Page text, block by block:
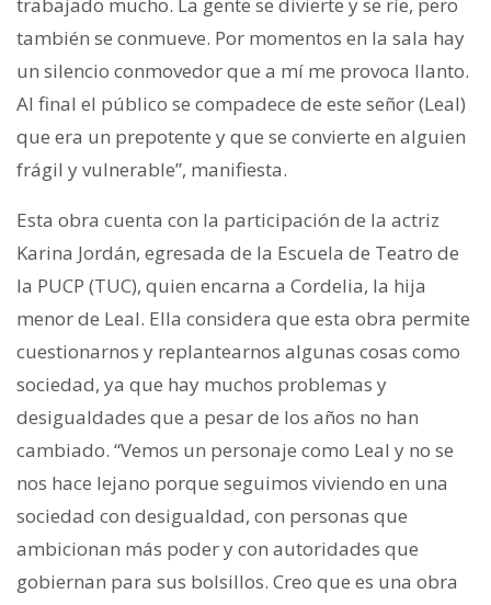
también se conmueve. Por momentos en la sala hay
un silencio conmovedor que a mí me provoca llanto.
Al final el público se compadece de este señor (Leal)
que era un prepotente y que se convierte en alguien
frágil y vulnerable”, manifiesta.
Esta obra cuenta con la participación de la actriz
Karina Jordán, egresada de la Escuela de Teatro de
la PUCP (TUC), quien encarna a Cordelia, la hija
menor de Leal. Ella considera que esta obra permite
cuestionarnos y replantearnos algunas cosas como
sociedad, ya que hay muchos problemas y
desigualdades que a pesar de los años no han
cambiado. “Vemos un personaje como Leal y no se
nos hace lejano porque seguimos viviendo en una
sociedad con desigualdad, con personas que
ambicionan más poder y con autoridades que
gobiernan para sus bolsillos. Creo que es una obra